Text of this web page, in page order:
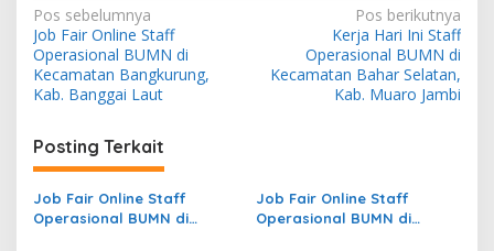
N
a
v
i
g
a
s
i
Pos sebelumnya
Job Fair Online Staff
Operasional BUMN di
Kecamatan Bangkurung,
Kab. Banggai Laut
Pos berikutnya
Kerja Hari Ini Staff
Operasional BUMN di
Kecamatan Bahar Selatan,
Kab. Muaro Jambi
Posting Terkait
Job Fair Online Staff
Operasional BUMN di
Job Fair Online Staff
Operasional BUMN di